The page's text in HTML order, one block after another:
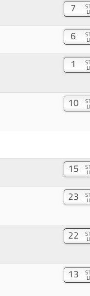
7
6
1
10
15
23
22
13